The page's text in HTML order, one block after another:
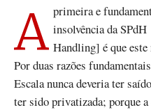
A primeira e fundamental ideia sobre o processo de insolvência da
Handling] é que este
Por duas razões
Escala nunca deveria ter
ter sido privatizada; porque